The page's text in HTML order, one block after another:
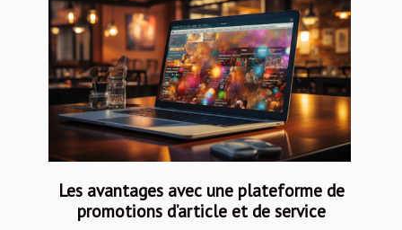
Les avantages avec une plateforme de
promotions d’article et de service